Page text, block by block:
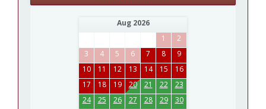
Aug 2026
1
2
3
4 5 6 7 8
9
10
11 12 13 14 15
16
17
18 19 20 21 22
23
24
25 26 27 28 29
30